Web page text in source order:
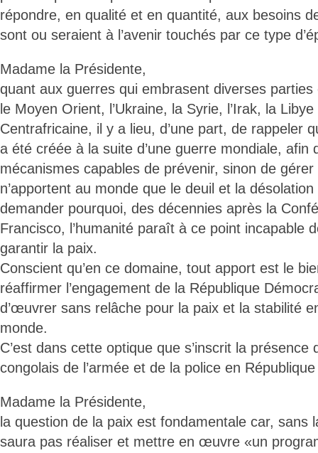
répondre, en qualité et en quantité, aux besoins
sont ou seraient à l’avenir touchés par ce type
Madame la Présidente,
quant aux guerres qui embrasent diverses
le Moyen Orient, l’Ukraine, la Syrie, l’Irak, la
Centrafricaine, il y a lieu, d’une part, de rappeler
a été créée à la suite d’une guerre mondiale, afin
mécanismes capables de prévenir, sinon de
n’apportent au monde que le deuil et la
demander pourquoi, des décennies après la
Francisco, l’humanité paraît à ce point incapable
garantir la paix.
Conscient qu’en ce domaine, tout apport est le
réaffirmer l’engagement de la République
d’œuvrer sans relâche pour la paix et la stabilité
monde.
C’est dans cette optique que s’inscrit la présence
congolais de l’armée et de la police en
Madame la Présidente,
la question de la paix est fondamentale car, sans
saura pas réaliser et mettre en œuvre «un